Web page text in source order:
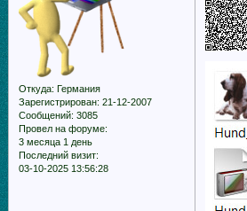
Откуда: Германия
Зарегистрирован: 21-12-2007
Сообщений: 3085
Провел на форуме:
3 месяца 1 день
Последний визит:
03-10-2025 13:56:28